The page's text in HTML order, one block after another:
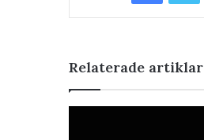
Relaterade artiklar